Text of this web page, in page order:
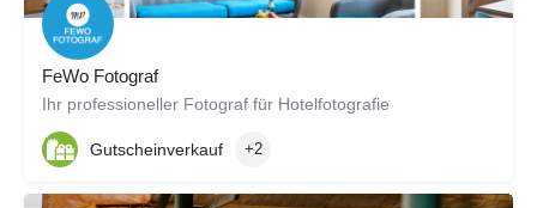
FeWo Fotograf
Ihr professioneller Fotograf für Hotelfotografie
Gutscheinverkauf +2